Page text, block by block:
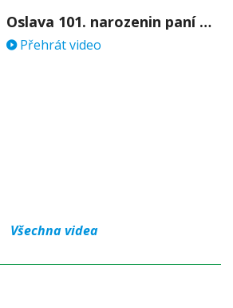
Oslava 101. narozenin paní Věry Skořepové
Přehrát video
Všechna videa